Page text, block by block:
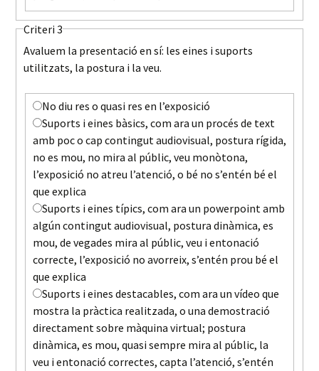
Criteri 3
Avaluem la presentació en sí: les eines i suports
utilitzats, la postura i la veu.
No diu res o quasi res en l’exposició
Suports i eines bàsics, com ara un procés de text
amb poc o cap contingut audiovisual, postura rígida,
no es mou, no mira al públic, veu monòtona,
l’exposició no atreu l’atenció, o bé no s’entén bé el
que explica
Suports i eines típics, com ara un powerpoint amb
algún contingut audiovisual, postura dinàmica, es
mou, de vegades mira al públic, veu i entonació
correcte, l’exposició no avorreix, s’entén prou bé el
que explica
Suports i eines destacables, com ara un vídeo que
mostra la pràctica realitzada, o una demostració
directament sobre màquina virtual; postura
dinàmica, es mou, quasi sempre mira al públic, la
veu i entonació correctes, capta l’atenció, s’entén